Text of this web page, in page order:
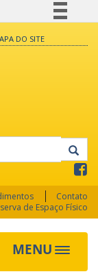
DO SITE
Contato
de Espaço Físico
MENU
Toggle